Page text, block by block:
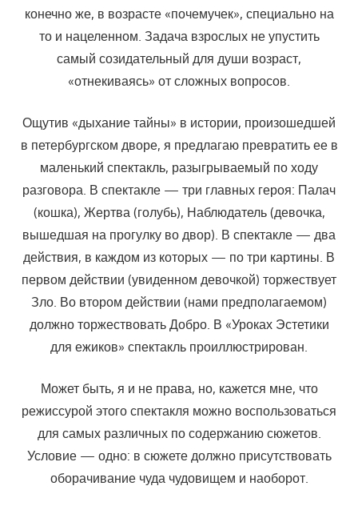
конечно же, в возрасте «почемучек», специально на
то и нацеленном. Задача взрослых не упустить
самый созидательный для души возраст,
«отнекиваясь» от сложных вопросов.
Ощутив «дыхание тайны» в истории, произошедшей
в петербург­ском дворе, я предлагаю превратить ее в
маленький спектакль, разыгрываемый по ходу
разговора. В спектакле — три главных героя: Палач
(кошка), Жертва (голубь), Наблюдатель (девочка,
вышедшая на прогулку во двор). В спектакле — два
действия, в каждом из которых — по три картины. В
первом действии (увиденном девочкой) торжествует
Зло. Во втором действии (нами предполагаемом)
должно торжествовать Добро. В «Уроках Эстетики
для ежиков» спектакль проиллюстрирован.
Может быть, я и не права, но, кажется мне, что
режиссурой этого спектакля можно воспользоваться
для самых различных по содержанию сюжетов.
Условие — одно: в сюжете должно присутствовать
оборачивание чуда чудовищем и наоборот.